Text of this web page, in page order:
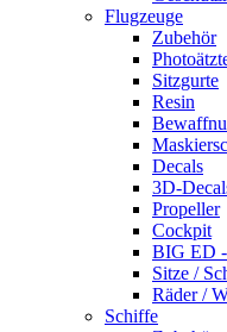
Flugzeuge
Zubehör
Sitzgurte
Resin
Decals
3D-
Propeller
Cockpit
BIG ED -
Sitze /
Räder /
Schiffe